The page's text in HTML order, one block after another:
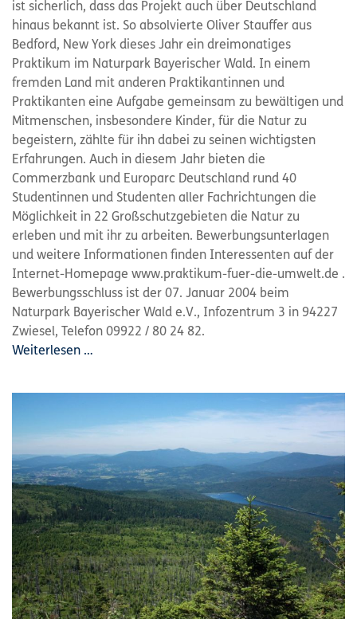
ist sicherlich, dass das Projekt auch über Deutschland
hinaus bekannt ist. So absolvierte Oliver Stauffer aus
Bedford, New York dieses Jahr ein dreimonatiges
Praktikum im Naturpark Bayerischer Wald. In einem
fremden Land mit anderen Praktikantinnen und
Praktikanten eine Aufgabe gemeinsam zu bewältigen und
Mitmenschen, insbesondere Kinder, für die Natur zu
begeistern, zählte für ihn dabei zu seinen wichtigsten
Erfahrungen. Auch in diesem Jahr bieten die
Commerzbank und Europarc Deutschland rund 40
Studentinnen und Studenten aller Fachrichtungen die
Möglichkeit in 22 Großschutzgebieten die Natur zu
erleben und mit ihr zu arbeiten. Bewerbungsunterlagen
und weitere Informationen finden Interessenten auf der
Internet-Homepage www.praktikum-fuer-die-umwelt.de .
Bewerbungsschluss ist der 07. Januar 2004 beim
Naturpark Bayerischer Wald e.V., Infozentrum 3 in 94227
Zwiesel, Telefon 09922 / 80 24 82.
Weiterlesen …